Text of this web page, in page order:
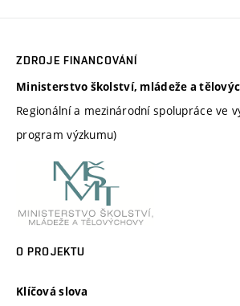
ZDROJE FINANCOVÁNÍ
Ministerstvo školství, mládeže a
Regionální a mezinárodní spolupráce ve
program výzkumu)
O PROJEKTU
Klíčová slova